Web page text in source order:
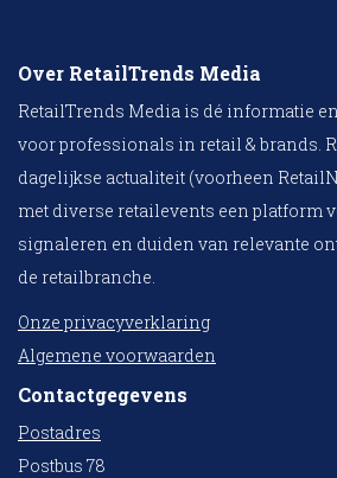
Over RetailTrends Media
RetailTrends Media is dé informatie
voor professionals in retail & brands.
dagelijkse actualiteit (voorheen
met diverse retailevents een platform
signaleren en duiden van relevante
de retailbranche.
Onze privacyverklaring
Algemene voorwaarden
Contactgegevens
Postadres
Postbus 78